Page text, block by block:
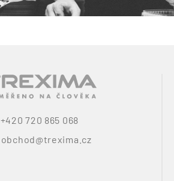
+420 720 865 068
obchod@trexima.cz